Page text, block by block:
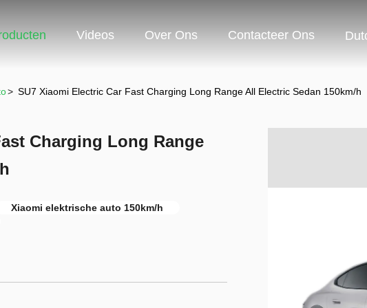
Videos Over Ons Contacteer Ons
> SU7 Xiaomi Electric Car Fast Charging Long Range All Electric Sedan 150km/h
Charging Long Range
Xiaomi elektrische auto 150km/h